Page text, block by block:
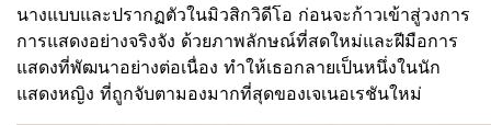
นางแบบและปรากฏตัวในมิวสิกวิดีโอ ก่อนจะก้าวเข้าสู่วงการ
การแสดงอย่างจริงจัง ด้วยภาพลักษณ์ที่สดใหม่และฝีมือการ
แสดงที่พัฒนาอย่างต่อเนื่อง ทำให้เธอกลายเป็นหนึ่งในนัก
แสดงหญิง ที่ถูกจับตามองมากที่สุดของเจเนอเรชันใหม่